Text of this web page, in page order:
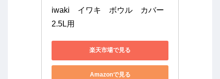
iwaki　イワキ　ボウル　カバー
2.5L用
楽天市場で見る
Amazonで見る